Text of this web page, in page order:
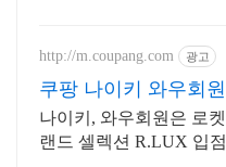
http://m.coupang.com 광고
쿠팡 나이키 와우회
나이키, 와우회원은 로
랜드 셀렉션 R.LUX 입